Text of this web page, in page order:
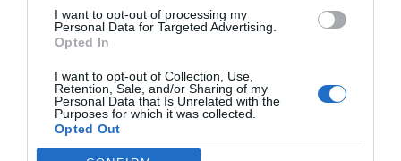
I want to opt-out of processing my
Personal Data for Targeted Advertising.
Opted In
I want to opt-out of Collection, Use,
Retention, Sale, and/or Sharing of my
Personal Data that Is Unrelated with the
Purposes for which it was collected.
Opted Out